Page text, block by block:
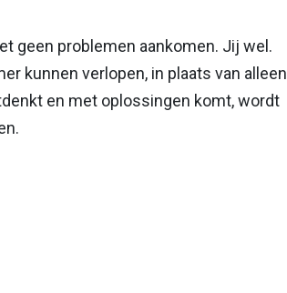
geen problemen aankomen. Jij wel.
kunnen verlopen, in plaats van alleen
en met oplossingen komt, wordt